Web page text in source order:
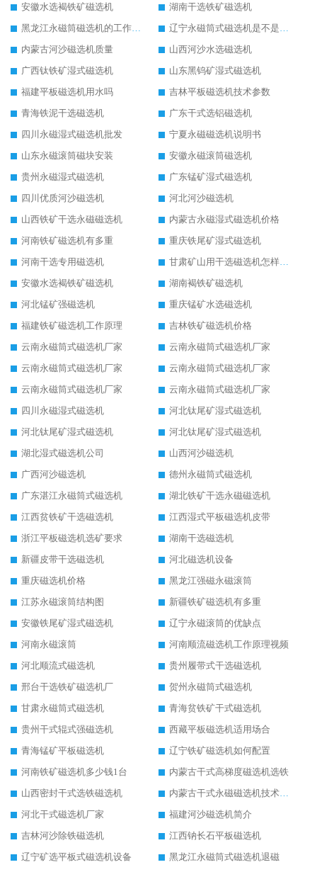
安徽水选褐铁矿磁选机
湖南干选铁矿磁选机
黑龙江永磁筒磁选机的工作原理
辽宁永磁筒式磁选机是不是强磁
内蒙古河沙磁选机质量
山西河沙水选磁选机
广西钛铁矿湿式磁选机
山东黑钨矿湿式磁选机
福建平板磁选机用水吗
吉林平板磁选机技术参数
青海铁泥干选磁选机
广东干式选铝磁选机
四川永磁湿式磁选机批发
宁夏永磁磁选机说明书
山东永磁滚筒磁块安装
安徽永磁滚筒磁选机
贵州永磁湿式磁选机
广东锰矿湿式磁选机
四川优质河沙磁选机
河北河沙磁选机
山西铁矿干选永磁磁选机
内蒙古永磁湿式磁选机价格
河南铁矿磁选机有多重
重庆铁尾矿湿式磁选机
河南干选专用磁选机
甘肃矿山用干选磁选机怎样调磁
安徽水选褐铁矿磁选机
湖南褐铁矿磁选机
河北锰矿强磁选机
重庆锰矿水选磁选机
福建铁矿磁选机工作原理
吉林铁矿磁选机价格
云南永磁筒式磁选机厂家
云南永磁筒式磁选机厂家
云南永磁筒式磁选机厂家
云南永磁筒式磁选机厂家
云南永磁筒式磁选机厂家
云南永磁筒式磁选机厂家
四川永磁湿式磁选机
河北钛尾矿湿式磁选机
河北钛尾矿湿式磁选机
河北钛尾矿湿式磁选机
湖北湿式磁选机公司
山西河沙磁选机
广西河沙磁选机
德州永磁筒式磁选机
广东湛江永磁筒式磁选机
湖北铁矿干选永磁磁选机
江西贫铁矿干选磁选机
江西湿式平板磁选机皮带
浙江平板磁选机选矿要求
湖南干选磁选机
新疆皮带干选磁选机
河北磁选机设备
重庆磁选机价格
黑龙江强磁永磁滚筒
江苏永磁滚筒结构图
新疆铁矿磁选机有多重
安徽铁尾矿湿式磁选机
辽宁永磁滚筒的优缺点
河南永磁滚筒
河南顺流磁选机工作原理视频
河北顺流式磁选机
贵州履带式干选磁选机
邢台干选铁矿磁选机厂
贺州永磁筒式磁选机
甘肃永磁筒式磁选机
青海贫铁矿干式磁选机
贵州干式辊式强磁选机
西藏平板磁选机适用场合
青海锰矿平板磁选机
辽宁铁矿磁选机如何配置
河南铁矿磁选机多少钱1台
内蒙古干式高梯度磁选机选铁
山西密封干式选铁磁选机
内蒙古干式永磁磁选机技术要求
河北干式磁选机厂家
福建河沙磁选机简介
吉林河沙除铁磁选机
江西钠长石平板磁选机
辽宁矿选平板式磁选机设备
黑龙江永磁筒式磁选机退磁